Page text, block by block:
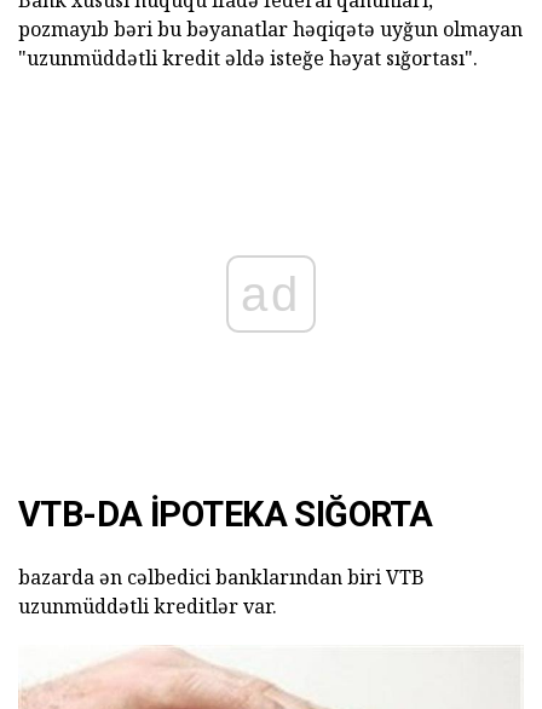
pozmayıb bəri bu bəyanatlar həqiqətə uyğun olmayan
"uzunmüddətli kredit əldə isteğe həyat sığortası".
ad
VTB-DA İPOTEKA SIĞORTA
bazarda ən cəlbedici banklarından biri VTB
uzunmüddətli kreditlər var.